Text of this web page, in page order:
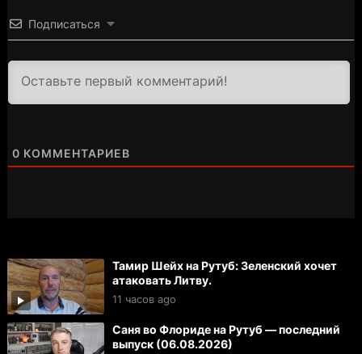
Подписаться
0 КОММЕНТАРИЕВ
Тамир Шейх на Рутуб: Зеленский хочет
атаковать Литву.
11 часов ago
Саня во Флориде на Рутуб — последний
выпуск (06.08.2026)